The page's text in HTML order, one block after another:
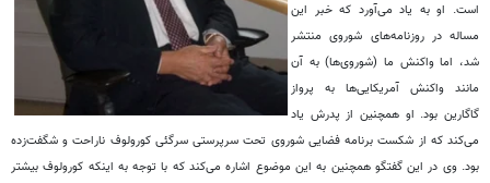
است. او به یاد می‌آورد که خبر این
مساله در روزنامه‌های شوروی منتشر
شد، اما واکنش ما (شوروی‌ها) به آن
مانند واکنش آمریکایی‌ها به پرواز
گاگارین بود. او همچنین از پدرش یاد
می‌کند که از شکست برنامه فضایی شوروی تحت سرپرستی سرگئی کورولوف ناراحت و شگفت‌زده
بود. وی در این گفتگو همچنین به این موضوع اشاره می‌کند که با توجه به اینکه کورولوف بیشتر